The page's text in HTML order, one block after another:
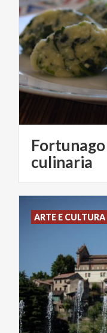
culinaria
ARTE E CULTURA